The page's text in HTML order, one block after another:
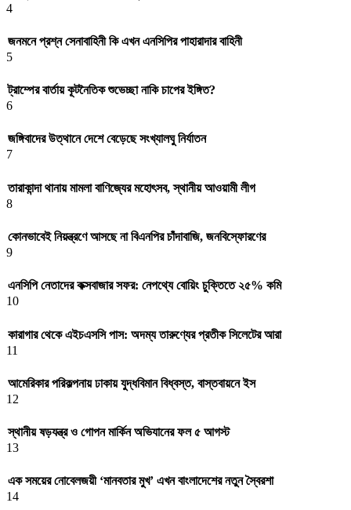
4
জনমনে প্রশ্ন সেনাবাহিনী কি এখন এনসিপির পাহারাদার বাহিনী
5
ট্রাম্পের বার্তায় কূটনৈতিক শুভেচ্ছা নাকি চাপের ইঙ্গিত?
6
জঙ্গিবাদের উত্থানে দেশে বেড়েছে সংখ্যালঘু নির্যাতন
7
তারাকান্দা থানায় মামলা বাণিজ্যের মহোৎসব, স্থানীয় আওয়ামী লীগ
8
কোনভাবেই নিয়ন্ত্রণে আসছে না বিএনপির চাঁদাবাজি, জনবিস্ফোরণের
9
এনসিপি নেতাদের কক্সবাজার সফর: নেপথ্যে বোয়িং চুক্তিতে ২৫% কমি
10
কারাগার থেকে এইচএসসি পাস: অদম্য তারুণ্যের প্রতীক সিলেটের আরা
11
আমেরিকার পরিকল্পনায় ঢাকায় যুদ্ধবিমান বিধ্বস্ত, বাস্তবায়নে ইস
12
স্থানীয় ষড়যন্ত্র ও গোপন মার্কিন অভিযানের ফল ৫ আগস্ট
13
এক সময়ের নোবেলজয়ী ‌‘মানবতার মুখ’ এখন বাংলাদেশের নতুন স্বৈরশা
14